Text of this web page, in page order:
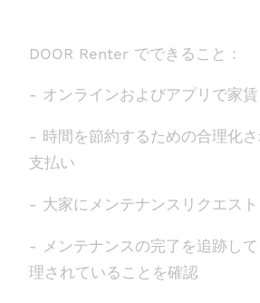
DOOR Renter でできること：
- オンラインおよびアプリで家賃
- 時間を節約するための合理化
支払い
- 大家にメンテナンスリクエス
- メンテナンスの完了を追跡し
理されていることを確認